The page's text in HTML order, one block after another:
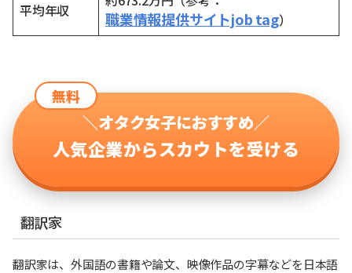
平均年収 職業情報提供サイトjob tag）
無料
＼オタク女子におすすめ／
人気企業からスカウトを受ける
翻訳家
翻訳家は、外国語の書籍や論文、映像作品の字幕などを日本語